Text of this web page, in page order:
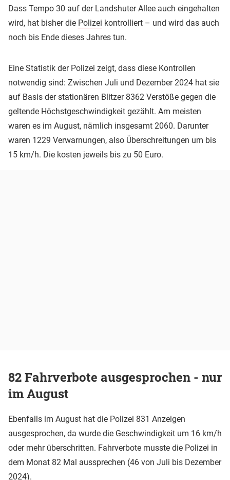
Dass Tempo 30 auf der Landshuter Allee auch eingehalten
wird, hat bisher die Polizei kontrolliert – und wird das auch
noch bis Ende dieses Jahres tun.
Eine Statistik der Polizei zeigt, dass diese Kontrollen
notwendig sind: Zwischen Juli und Dezember 2024 hat sie
auf Basis der stationären Blitzer 8362 Verstöße gegen die
geltende Höchstgeschwindigkeit gezählt. Am meisten
waren es im August, nämlich insgesamt 2060. Darunter
waren 1229 Verwarnungen, also Überschreitungen um bis
15 km/h. Die kosten jeweils bis zu 50 Euro.
82 Fahrverbote ausgesprochen - nur
im August
Ebenfalls im August hat die Polizei 831 Anzeigen
ausgesprochen, da wurde die Geschwindigkeit um 16 km/h
oder mehr überschritten. Fahrverbote musste die Polizei in
dem Monat 82 Mal aussprechen (46 von Juli bis Dezember
2024).